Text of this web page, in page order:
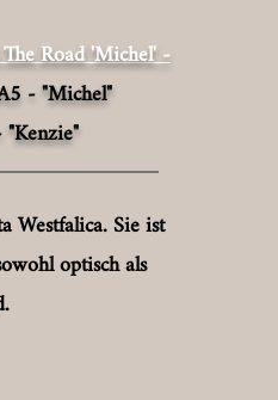
Road 'Michel' -
- "Michel"
Westfalica. Sie ist
optisch als